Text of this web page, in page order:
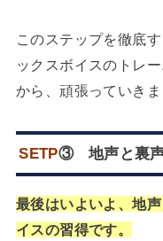
このステップを徹底
ックスボイスのトレ
から、頑張っていきま
SETP③ 地声と裏声
最後はいよいよ、地
イスの習得です。